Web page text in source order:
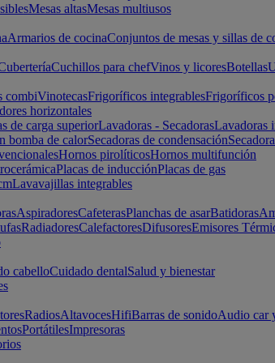
Mesas altasMesas multiusos
Armarios de cocinaConjuntos de mesas y sillas de
Cuchillos para chefVinos y licoresBotellas
combiVinotecasFrigoríficos integrablesFrigoríficos
horizontales
de carga superiorLavadoras - SecadorasLavadoras
bomba de calorSecadoras de condensación
Hornos pirolíticosHornos multifunción
Placas de inducciónPlacas de gas
Lavavajillas integrables
AspiradoresCafeterasPlanchas de asarBatidoras
RadiadoresCalefactoresDifusoresEmisores
cabelloCuidado dentalSalud y bienestar
RadiosAltavocesHifiBarras de sonidoAudio car
PortátilesImpresoras